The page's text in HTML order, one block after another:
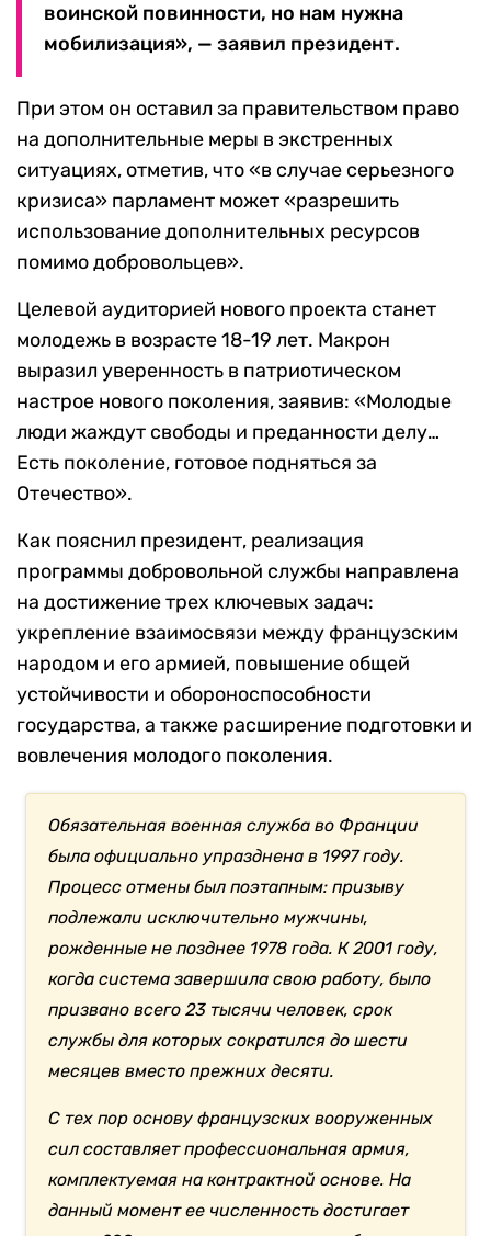
воинской повинности, но нам нужна
мобилизация», — заявил президент.
При этом он оставил за правительством право
на дополнительные меры в экстренных
ситуациях, отметив, что «в случае серьезного
кризиса» парламент может «разрешить
использование дополнительных ресурсов
помимо добровольцев».
Целевой аудиторией нового проекта станет
молодежь в возрасте 18-19 лет. Макрон
выразил уверенность в патриотическом
настрое нового поколения, заявив: «Молодые
люди жаждут свободы и преданности делу…
Есть поколение, готовое подняться за
Отечество».
Как пояснил президент, реализация
программы добровольной службы направлена
на достижение трех ключевых задач:
укрепление взаимосвязи между французским
народом и его армией, повышение общей
устойчивости и обороноспособности
государства, а также расширение подготовки и
вовлечения молодого поколения.
Обязательная военная служба во Франции
была официально упразднена в 1997 году.
Процесс отмены был поэтапным: призыву
подлежали исключительно мужчины,
рожденные не позднее 1978 года. К 2001 году,
когда система завершила свою работу, было
призвано всего 23 тысячи человек, срок
службы для которых сократился до шести
месяцев вместо прежних десяти.
С тех пор основу французских вооруженных
сил составляет профессиональная армия,
комплектуемая на контрактной основе. На
данный момент ее численность достигает